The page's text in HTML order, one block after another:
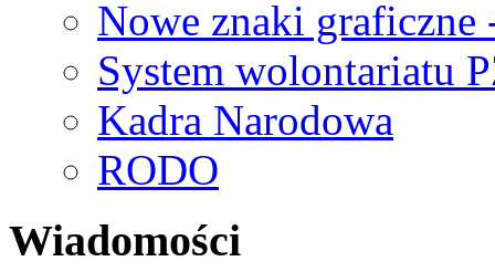
Nowe znaki graficzne
System wolontariatu
Kadra Narodowa
RODO
Wiadomości